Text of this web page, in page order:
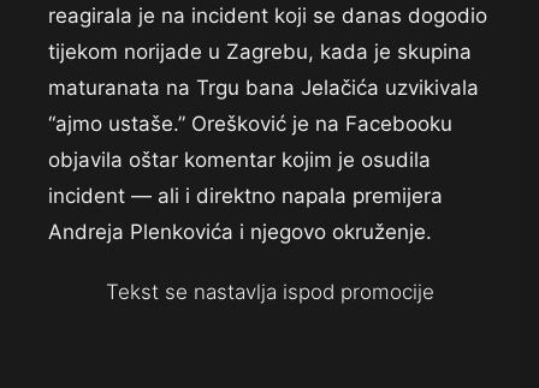
reagirala je na incident koji se danas dogodio
tijekom norijade u Zagrebu, kada je skupina
maturanata na Trgu bana Jelačića uzvikivala
“ajmo ustaše.” Orešković je na Facebooku
objavila oštar komentar kojim je osudila
incident — ali i direktno napala premijera
Andreja Plenkovića i njegovo okruženje.
Tekst se nastavlja ispod promocije